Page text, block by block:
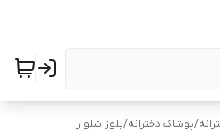
/پوشاک دخترانه/بلوز شلوار